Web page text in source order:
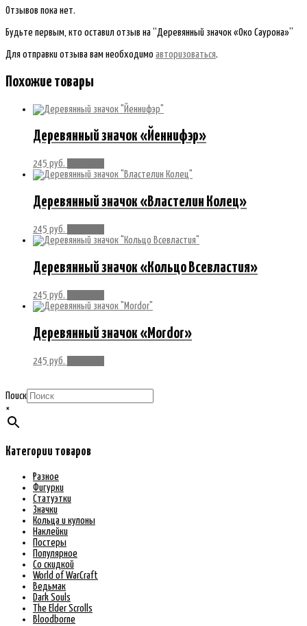
Отзывов пока нет.
Будьте первым, кто оставил отзыв на “Деревянный значок «Око Саурона»”
Для отправки отзыва вам необходимо авторизоваться.
Похожие товары
Деревянный значок «Йеннифэр»
245 руб.
Деревянный значок «Властелин Колец»
245 руб.
Деревянный значок «Кольцо Всевластия»
245 руб.
Деревянный значок «Mordor»
245 руб.
Поиск
×
Категории товаров
Разное
Фигурки
Статуэтки
Значки
Кольца и кулоны
Наклейки
Постеры
Популярное
Со скидкой
World of WarCraft
Ведьмак
Dark Souls
The Elder Scrolls
Bloodborne